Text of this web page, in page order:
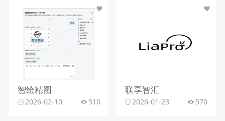
智绘精图
2026-02-10 510
联享智汇
2026-01-23 570